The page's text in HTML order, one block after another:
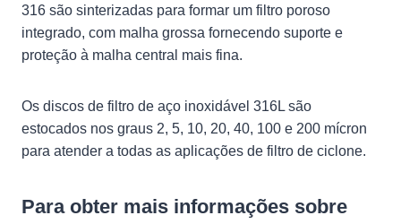
316 são sinterizadas para formar um filtro poroso
integrado, com malha grossa fornecendo suporte e
proteção à malha central mais fina.
Os discos de filtro de aço inoxidável 316L são
estocados nos graus 2, 5, 10, 20, 40, 100 e 200 mícron
para atender a todas as aplicações de filtro de ciclone.
Para obter mais informações sobre